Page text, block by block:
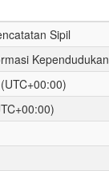
Sipil
Kependudukan